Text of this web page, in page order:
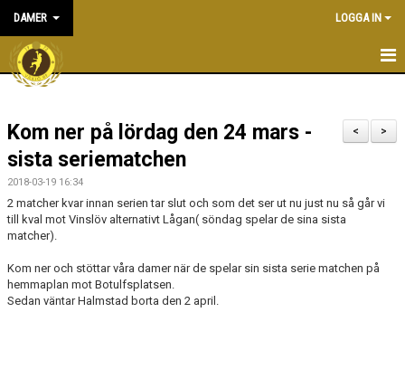
DAMER LOGGA IN
HEM
NYHETER
KALENDER
TRUPPEN
BILDGALLERI
DOKUMENT
>
<
Kom ner på lördag den 24 mars -
sista seriematchen
2018-03-19 16:34
2 matcher kvar innan serien tar slut och som det ser ut nu just nu så går vi
till kval mot Vinslöv alternativt Lågan( söndag spelar de sina sista
matcher).
Kom ner och stöttar våra damer när de spelar sin sista serie matchen på
hemmaplan mot Botulfsplatsen.
Sedan väntar Halmstad borta den 2 april.